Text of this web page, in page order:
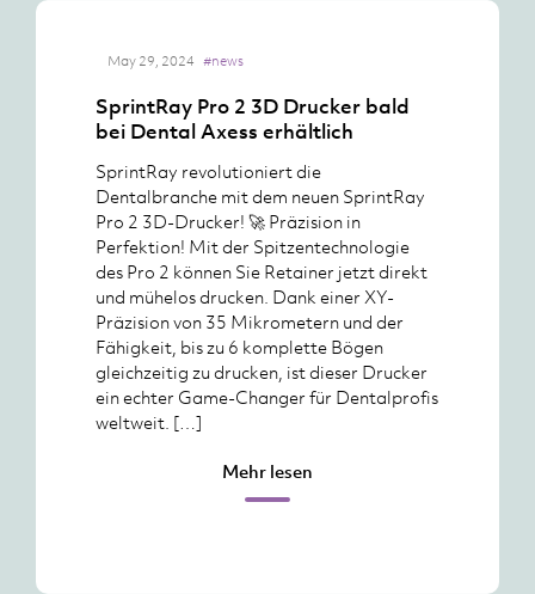
May 29, 2024 #news
SprintRay Pro 2 3D Drucker bald
bei Dental Axess erhältlich
SprintRay revolutioniert die
Dentalbranche mit dem neuen SprintRay
Pro 2 3D-Drucker! 🚀 Präzision in
Perfektion! Mit der Spitzentechnologie
des Pro 2 können Sie Retainer jetzt direkt
und mühelos drucken. Dank einer XY-
Präzision von 35 Mikrometern und der
Fähigkeit, bis zu 6 komplette Bögen
gleichzeitig zu drucken, ist dieser Drucker
ein echter Game-Changer für Dentalprofis
weltweit. […]
Mehr lesen